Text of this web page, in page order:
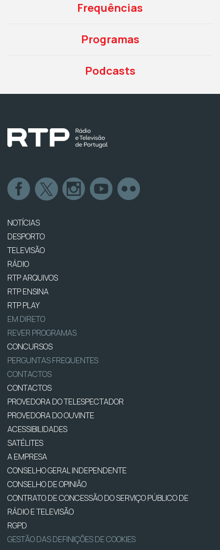
Frequências
Programas
Podcasts
NOTÍCIAS
DESPORTO
TELEVISÃO
RÁDIO
RTP ARQUIVOS
RTP ENSINA
RTP PLAY
EM DIRETO
REVER PROGRAMAS
CONCURSOS
PERGUNTAS FREQUENTES
CONTACTOS
CONTACTOS
PROVEDORA DO TELESPECTADOR
PROVEDORA DO OUVINTE
ACESSIBILIDADES
SATÉLITES
A EMPRESA
CONSELHO GERAL INDEPENDENTE
CONSELHO DE OPINIÃO
CONTRATO DE CONCESSÃO DO SERVIÇO PÚBLICO DE
RÁDIO E TELEVISÃO
RGPD
GESTÃO DAS DEFINIÇÕES DE COOKIES